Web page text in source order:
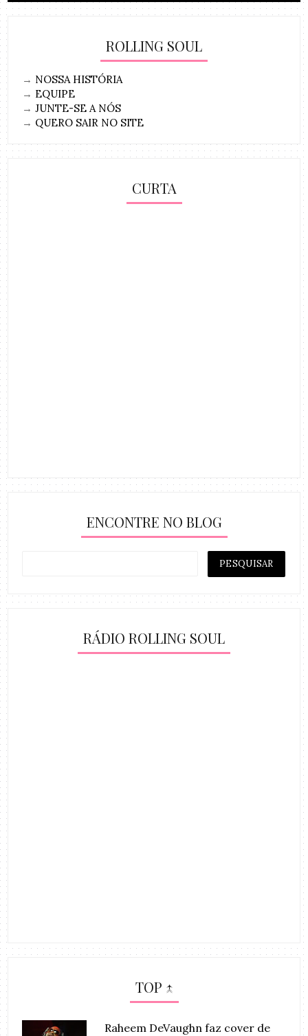
ROLLING SOUL
→ NOSSA HISTÓRIA
→ EQUIPE
→JUNTE-SE A NÓS
→ QUERO SAIR NO SITE
CURTA
ENCONTRE NO BLOG
RÁDIO ROLLING SOUL
TOP ↑
Raheem DeVaughn faz cover de